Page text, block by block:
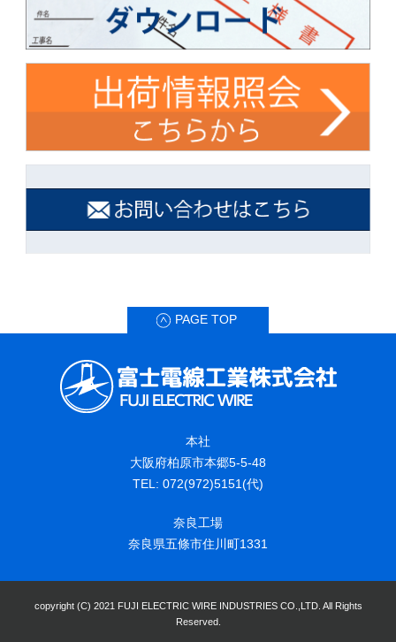
PAGE TOP
本社
大阪府柏原市本郷5-5-48
TEL: 072(972)5151(代)
奈良工場
奈良県五條市住川町1331
copyright (C) 2021 FUJI ELECTRIC WIRE INDUSTRIES CO.,LTD. All Rights
Reserved.